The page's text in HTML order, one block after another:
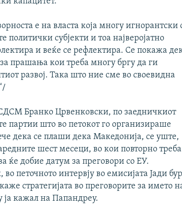
е на власта која многу игнорантски
политички субјекти и тоа најверојатно
и веќе се рефлектира. Се покажа
прашања кои треба многу бргу да ги
развој. Така што ние сме во своевидна
Бранко Црвенковски, по заедничкиот
партии што во петокот го организираше
дека се плаши дека Македонија, се уште,
шест месеци, во кои повторно
ќе добие датум за преговори со ЕУ.
петочното интервју во емисијата Јади
стратегијата во преговорите за името
ја кажал на Папандреу.